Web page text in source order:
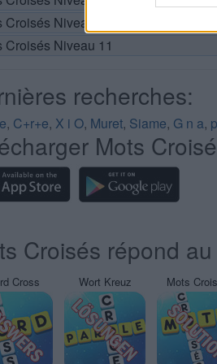
Croisés Niveau 10
Croisés Niveau 11
recherches:
, C+r+e, X i O, Muret, Siame, G n a,
Mots
Croisés répond
Cross Wort Kreuz Mots